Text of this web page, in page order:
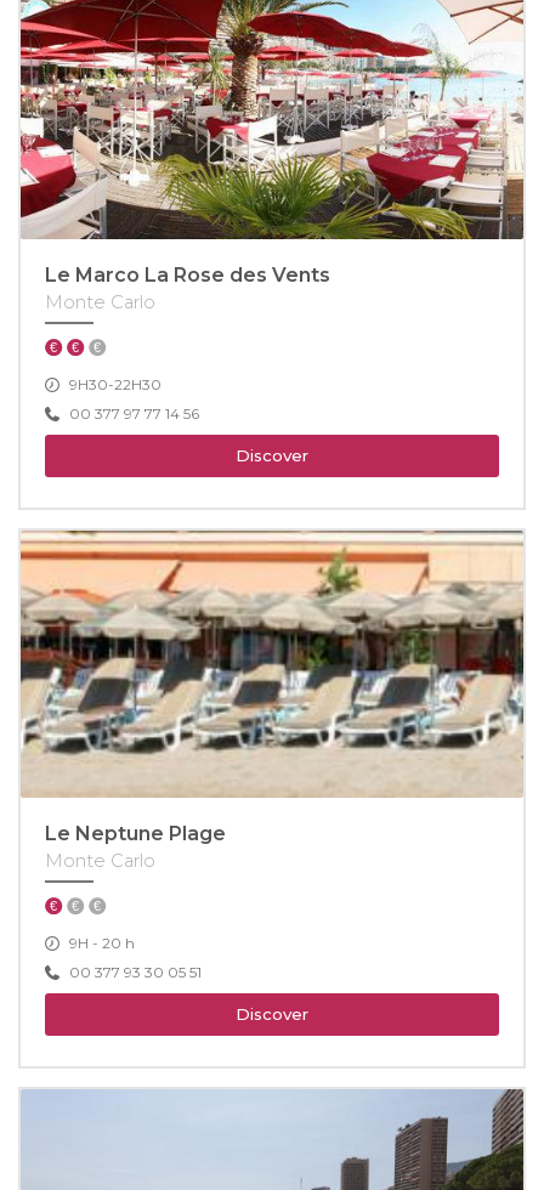
Le Marco La Rose des Vents
Monte Carlo
9H30-22H30
00 377 97 77 14 56
Discover
Le Neptune Plage
Monte Carlo
9H - 20 h
00 377 93 30 05 51
Discover